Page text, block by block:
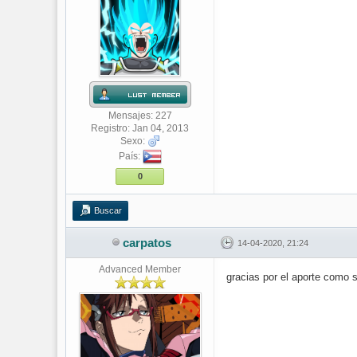
Mensajes: 227
Registro: Jan 04, 2013
Sexo:
País:
0
Buscar
carpatos 14-04-2020, 21:24
Advanced Member
gracias por el aporte como